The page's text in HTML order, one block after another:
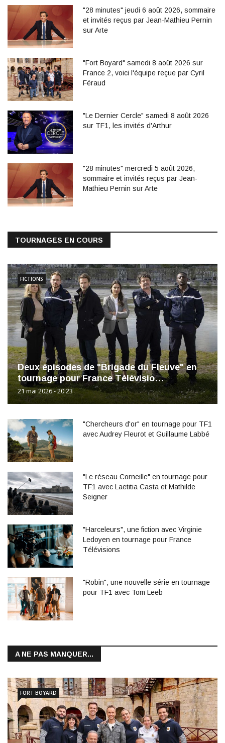
"28 minutes" jeudi 6 août 2026, sommaire
et invités reçus par Jean-Mathieu Pernin
sur Arte
"Fort Boyard" samedi 8 août 2026 sur
France 2, voici l'équipe reçue par Cyril
Féraud
"Le Dernier Cercle" samedi 8 août 2026
sur TF1, les invités d'Arthur
"28 minutes" mercredi 5 août 2026,
sommaire et invités reçus par Jean-
Mathieu Pernin sur Arte
TOURNAGES EN COURS
Deux épisodes de "Brigade du Fleuve" en
tournage pour France Télévisio…
21 mai 2026 - 20:23
FICTIONS
"Chercheurs d'or" en tournage pour TF1
avec Audrey Fleurot et Guillaume Labbé
"Le réseau Corneille" en tournage pour
TF1 avec Laetitia Casta et Mathilde
Seigner
"Harceleurs", une fiction avec Virginie
Ledoyen en tournage pour France
Télévisions
"Robin", une nouvelle série en tournage
pour TF1 avec Tom Leeb
A NE PAS MANQUER...
FORT BOYARD